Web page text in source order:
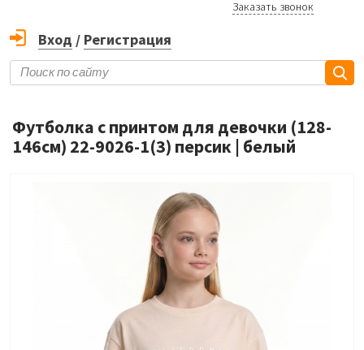
Заказать звонок
Вход / Регистрация
Футболка с принтом для девочки (128-
146см) 22-9026-1(3) персик | белый